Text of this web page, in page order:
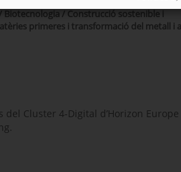
/ Construcció sostenible i
primeres i transformació del metall i
Cluster 4-Digital d’Horizon